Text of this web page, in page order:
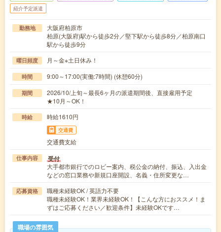
紹介予定派遣
勤務地
大阪府柏原市
柏原(大阪府)駅から徒歩2分／堅下駅から徒歩8分／柏原南口
駅から徒歩9分
曜日頻度 月～金※土日休み！
時間 9:00～17:00(実働:7時間) (休憩60分)
期間
2026/10/上旬～最長6ヶ月の派遣期間後、直接雇用予定
★10月～OK！
時給 時給1610円
交通費
交通費支給
仕事内容 受付
大手都市銀行でのロビー案内、税公金の納付、振込、入出金
などの窓口業務や新規口座開設、名義・住所変更な…
応募資格
職種未経験OK / 英語力不要
職種未経験OK！業界未経験OK！【こんな方におススメ！ま
ずはご応募ください／歓迎条件】未経験OKです…
職場の雰囲気